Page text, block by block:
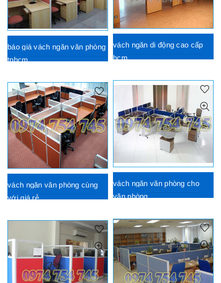
báo giá vách ngăn văn phòng
tphcm
vách ngăn di động cao cấp
hcm
vách ngăn văn phòng cho
văn phòng
vách ngăn văn phòng cùng
với giá rẻ